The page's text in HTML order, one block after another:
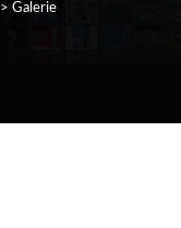
> Galerie